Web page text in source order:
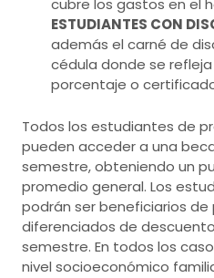
ESTUDIANTES CON
además el carné de
cédula donde se
porcentaje o
Todos los estudiantes de
pueden acceder a una
semestre, obteniendo un
promedio general. Los
podrán ser beneficiarios
diferenciados de
semestre. En todos los
nivel socioeconómico